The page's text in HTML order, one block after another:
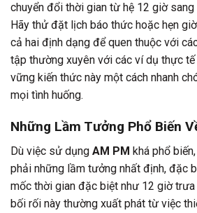
chuyển đổi thời gian từ hệ 12 giờ
Hãy thử đặt lịch báo thức hoặc hẹn
cả hai định dạng để quen thuộc với
tập thường xuyên với các ví dụ thực
vững kiến thức này một cách nhanh
mọi tình huống.
Những Lầm Tưởng Phổ Biến
Dù việc sử dụng AM PM khá phổ
phải những lầm tưởng nhất định, đặc
mốc thời gian đặc biệt như 12 giờ
bối rối này thường xuất phát từ việc